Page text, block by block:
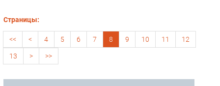
Страницы:
<< < 4 5 6 7 8 9 10 11 12
13 > >>